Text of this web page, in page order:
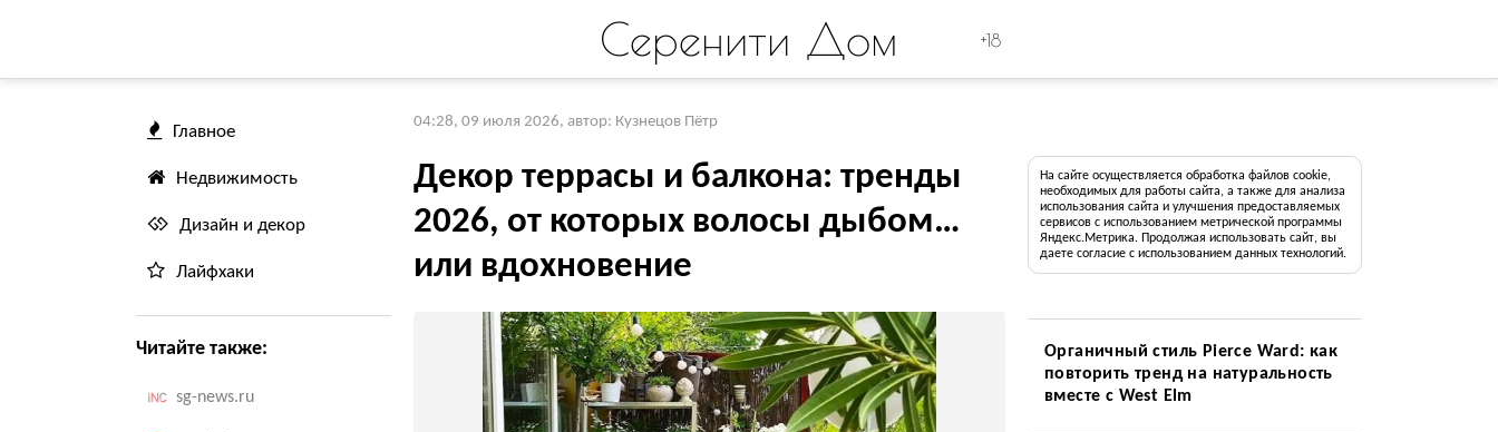
Серенити Дом +18
Главное
Недвижимость
Дизайн и декор
Лайфхаки
Читайте также:
sg-news.ru
04:28, 09 июля 2026, автор: Кузнецов Пётр
Декор террасы и балкона: тренды
2026, от которых волосы дыбом…
или вдохновение
На сайте осуществляется обработка файлов cookie,
необходимых для работы сайта, а также для анализа
использования сайта и улучшения предоставляемых
сервисов с использованием метрической программы
Яндекс.Метрика. Продолжая использовать сайт, вы
даете согласие с использованием данных технологий.
Органичный стиль Pierce Ward: как
повторить тренд на натуральность
вместе с West Elm